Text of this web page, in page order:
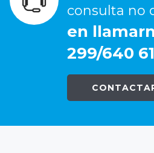
consulta no
en
299/640